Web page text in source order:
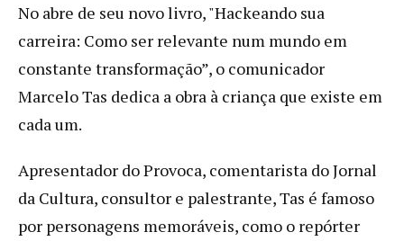
No abre de seu novo livro, "Hackeando sua
carreira: Como ser relevante num mundo em
constante transformação”, o comunicador
Marcelo Tas dedica a obra à criança que existe em
cada um.
Apresentador do Provoca, comentarista do Jornal
da Cultura, consultor e palestrante, Tas é famoso
por personagens memoráveis, como o repórter